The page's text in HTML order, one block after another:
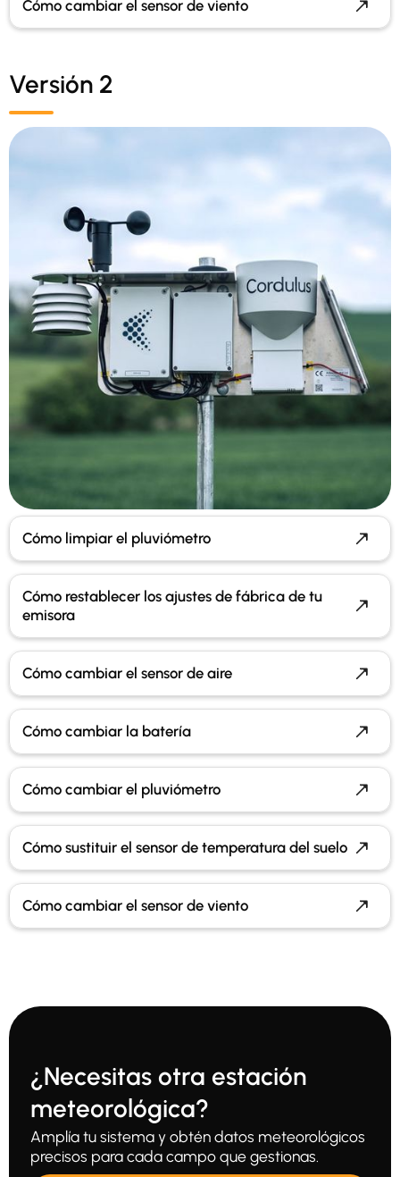
Cómo cambiar el sensor de viento
Versión 2
Cómo limpiar el pluviómetro
Cómo restablecer los ajustes de fábrica de tu
emisora
Cómo cambiar el sensor de aire
Cómo cambiar la batería
Cómo cambiar el pluviómetro
Cómo sustituir el sensor de temperatura del suelo
Cómo cambiar el sensor de viento
¿Necesitas otra estación
meteorológica?
Amplía tu sistema y obtén datos meteorológicos
precisos para cada campo que gestionas.